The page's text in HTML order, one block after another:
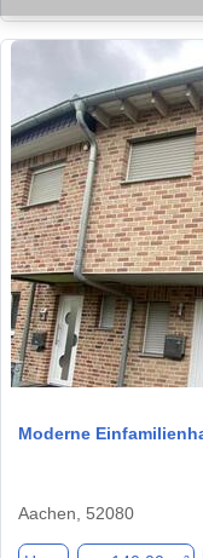
Moderne
Aachen, 52080